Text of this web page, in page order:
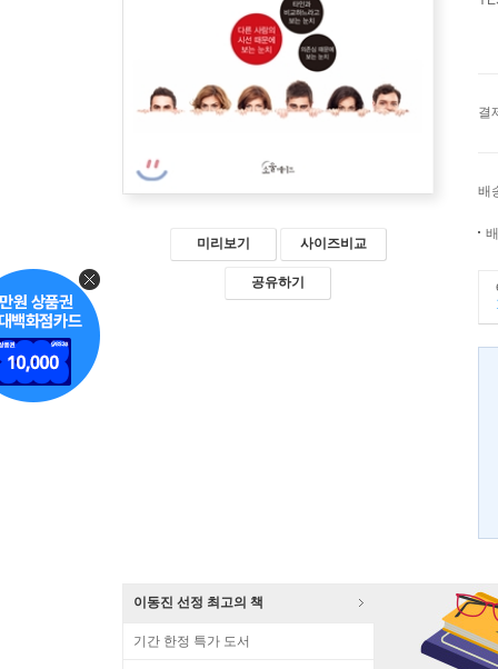
미리보기 사이즈비교
공유하기
결
배
이동진 선정 최고의 책
기간 한정 특가 도서